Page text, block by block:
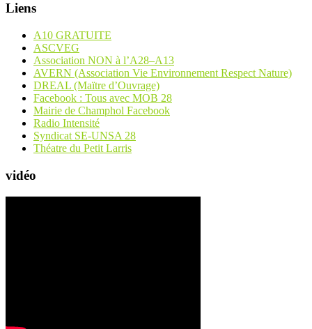
Liens
A10 GRATUITE
ASCVEG
Association NON à l’A28–A13
AVERN (Association Vie Environnement Respect Nature)
DREAL (Maïtre d’Ouvrage)
Facebook : Tous avec MOB 28
Mairie de Champhol Facebook
Radio Intensité
Syndicat SE-UNSA 28
Théatre du Petit Larris
vidéo